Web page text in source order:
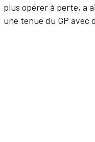
plus opérer à perte, a
une tenue du GP avec